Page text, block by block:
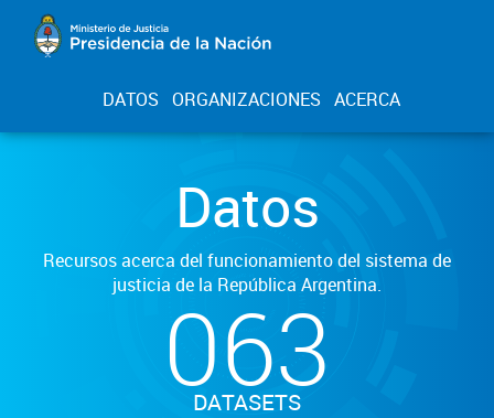
DATOS ORGANIZACIONES ACERCA
Datos
Recursos acerca del funcionamiento del sistema de
justicia de la República Argentina.
063
DATASETS